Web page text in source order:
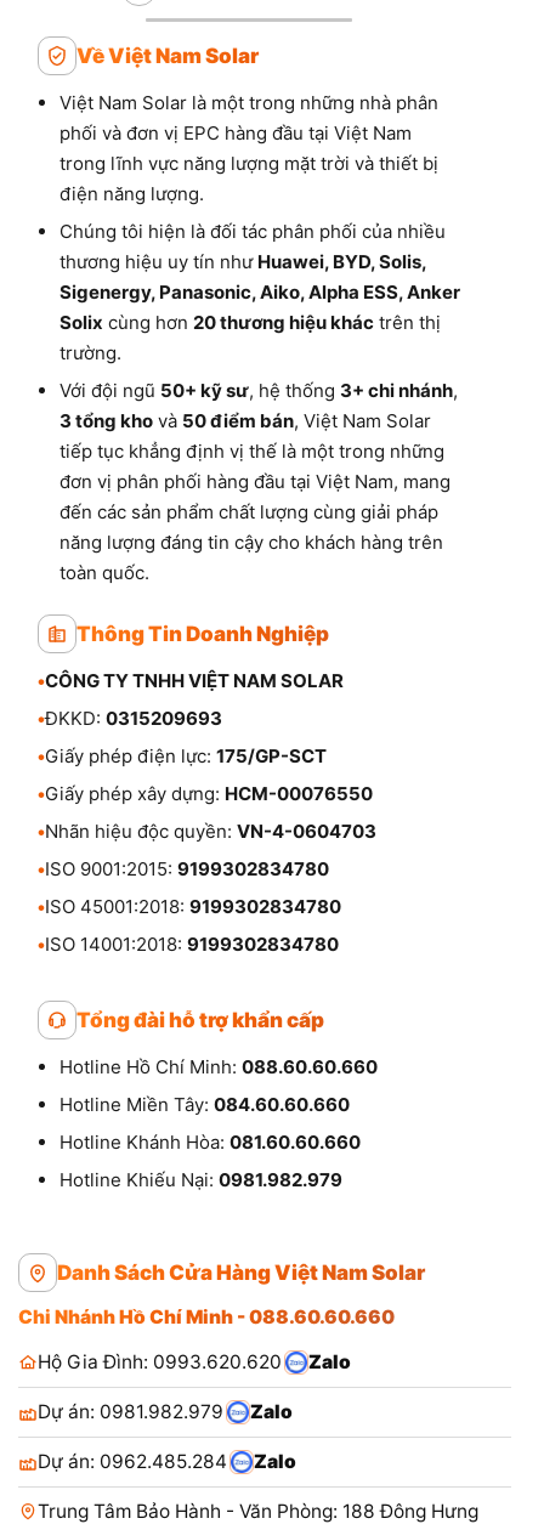
Về Việt Nam Solar
Việt Nam Solar là một trong những nhà phân
phối và đơn vị EPC hàng đầu tại Việt Nam
trong lĩnh vực năng lượng mặt trời và thiết bị
điện năng lượng.
Chúng tôi hiện là đối tác phân phối của nhiều
thương hiệu uy tín như Huawei, BYD, Solis,
Sigenergy, Panasonic, Aiko, Alpha ESS, Anker
Solix cùng hơn 20 thương hiệu khác trên thị
trường.
Với đội ngũ 50+ kỹ sư, hệ thống 3+ chi nhánh,
3 tổng kho và 50 điểm bán, Việt Nam Solar
tiếp tục khẳng định vị thế là một trong những
đơn vị phân phối hàng đầu tại Việt Nam, mang
đến các sản phẩm chất lượng cùng giải pháp
năng lượng đáng tin cậy cho khách hàng trên
toàn quốc.
Thông Tin Doanh Nghiệp
•CÔNG TY TNHH VIỆT NAM SOLAR
•ĐKKD: 0315209693
•Giấy phép điện lực: 175/GP-SCT
•Giấy phép xây dựng: HCM-00076550
•Nhãn hiệu độc quyền: VN-4-0604703
•ISO 9001:2015: 9199302834780
•ISO 45001:2018: 9199302834780
•ISO 14001:2018: 9199302834780
Tổng đài hỗ trợ khẩn cấp
Hotline Hồ Chí Minh: 088.60.60.660
Hotline Miền Tây: 084.60.60.660
Hotline Khánh Hòa: 081.60.60.660
Hotline Khiếu Nại: 0981.982.979
Danh Sách Cửa Hàng Việt Nam Solar
Chi Nhánh Hồ Chí Minh - 088.60.60.660
Hộ Gia Đình: 0993.620.620
Zalo
Dự án: 0981.982.979 Zalo
Dự án: 0962.485.284 Zalo
Trung Tâm Bảo Hành - Văn Phòng: 188 Đông Hưng